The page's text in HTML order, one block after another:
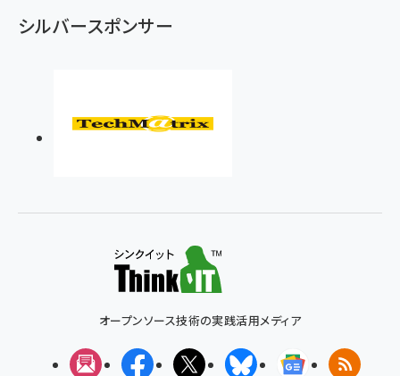
シルバースポンサー
オープンソース技術の実践活用メディア
メルマガFacebookX(エックス)BlueskyGoogleニュ
RSS